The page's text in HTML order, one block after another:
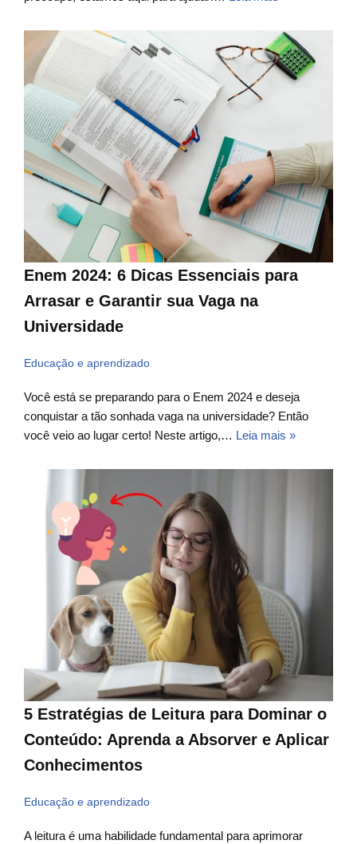
Enem 2024: 6 Dicas Essenciais para
Arrasar e Garantir sua Vaga na
Universidade
Educação e aprendizado
Você está se preparando para o Enem 2024 e deseja
conquistar a tão sonhada vaga na universidade? Então
você veio ao lugar certo! Neste artigo,… Leia mais »
5 Estratégias de Leitura para Dominar o
Conteúdo: Aprenda a Absorver e Aplicar
Conhecimentos
Educação e aprendizado
A leitura é uma habilidade fundamental para aprimorar